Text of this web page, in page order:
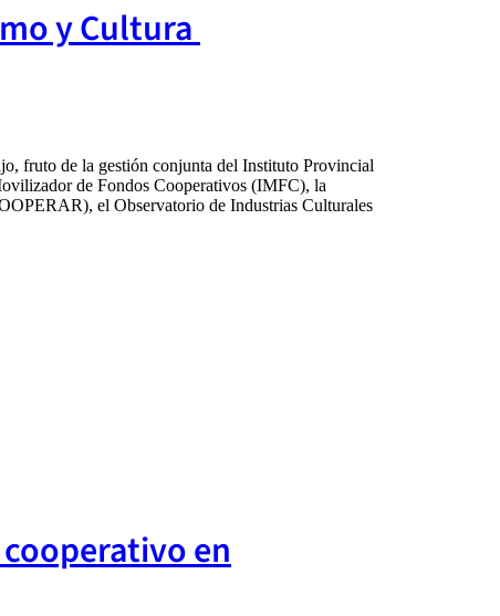
y Cultura
fruto de la gestión conjunta del Instituto Provincial
de Fondos Cooperativos (IMFC), la
el Observatorio de Industrias Culturales
en